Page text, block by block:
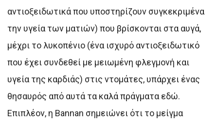
αντιοξειδωτικά που υποστηρίζουν συγκεκριμένα
την υγεία των ματιών) που βρίσκονται στα αυγά,
μέχρι το λυκοπένιο (ένα ισχυρό αντιοξειδωτικό
που έχει συνδεθεί με μειωμένη φλεγμονή και
υγεία της καρδιάς) στις ντομάτες, υπάρχει ένας
θησαυρός από αυτά τα καλά πράγματα εδώ.
Επιπλέον, η Bannan σημειώνει ότι το μείγμα